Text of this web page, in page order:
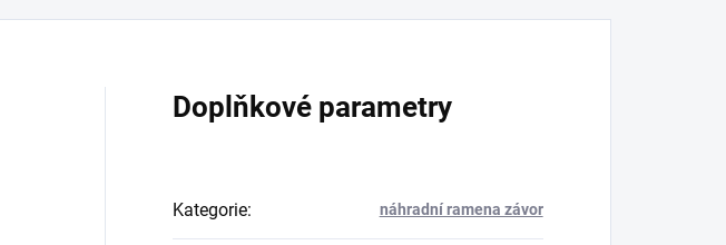
Doplňkové parametry
Kategorie: náhradní ramena závor